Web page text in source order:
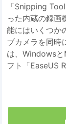
「Snipping
った内蔵の録画
能にはいくつか
ブカメラを同時
は、Windowsと
フト「EaseUS